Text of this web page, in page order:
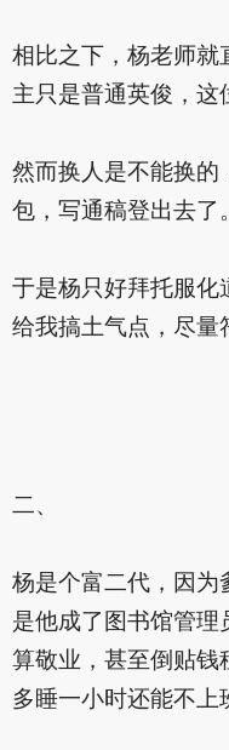
相比之下，杨老师就
主只是普通英俊，这
然而换人是不能换
包，写通稿登出去了。
于是杨只好拜托服
给我搞土气点，尽量
二、
杨是个富二代，因
是他成了图书馆管
算敬业，甚至倒贴
多睡一小时还能不上